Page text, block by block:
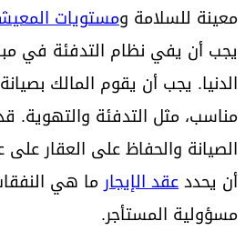
معينة للسلامة ومستويات
يجب أن يفي نظام التدفئة في
الدنيا. يجب أن يقوم المالك بصيانة
مناسب، مثل التدفئة والتهوية.
الصيانة والحفاظ على العقار على
أن يحددعقد الإيجارما هي
مسؤولية المستأجر.